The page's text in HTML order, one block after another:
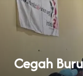
Cegah